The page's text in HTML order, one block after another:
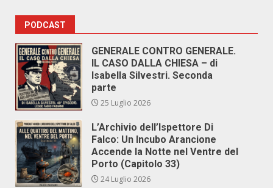
PODCAST
GENERALE CONTRO GENERALE.
IL CASO DALLA CHIESA – di
Isabella Silvestri. Seconda
parte
25 Luglio 2026
L’Archivio dell’Ispettore Di
Falco: Un Incubo Arancione
Accende la Notte nel Ventre del
Porto (Capitolo 33)
24 Luglio 2026